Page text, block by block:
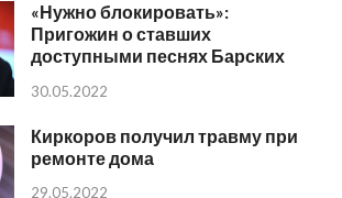
«Нужно блокировать»:
Пригожин о ставших
доступными песнях Барских
30.05.2022
Киркоров получил травму при
ремонте дома
29.05.2022